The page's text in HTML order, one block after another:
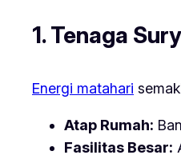
1. Tenaga
Energi matahari
Atap Rumah:
Fasilitas Besar: